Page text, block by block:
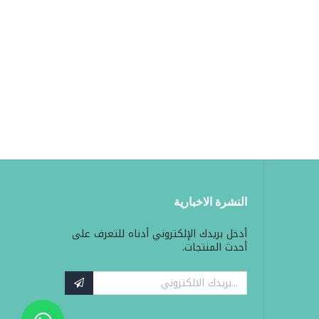
النشرة الاخبارية
أدخل بريدك الإلكتروني أدناه للتعرف على
أحدث المنتجات.